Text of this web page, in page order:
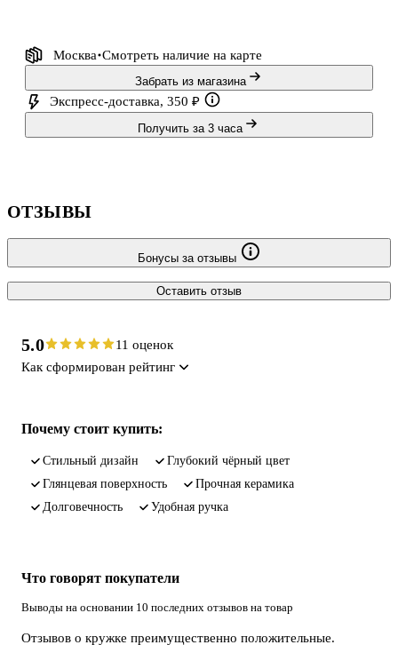
Москва Смотреть наличие на карте
Забрать из магазина
Экспресс-доставка, 350 ₽
Получить за 3 часа
ОТЗЫВЫ
Бонусы за отзывы
Оставить отзыв
5.0
11 оценок
Как сформирован рейтинг
Почему стоит купить:
стильный дизайн
глубокий чёрный цвет
глянцевая поверхность
прочная керамика
долговечность
удобная ручка
Что говорят покупатели
Выводы на основании 10 последних отзывов на товар
Отзывов о кружке преимущественно положительные.